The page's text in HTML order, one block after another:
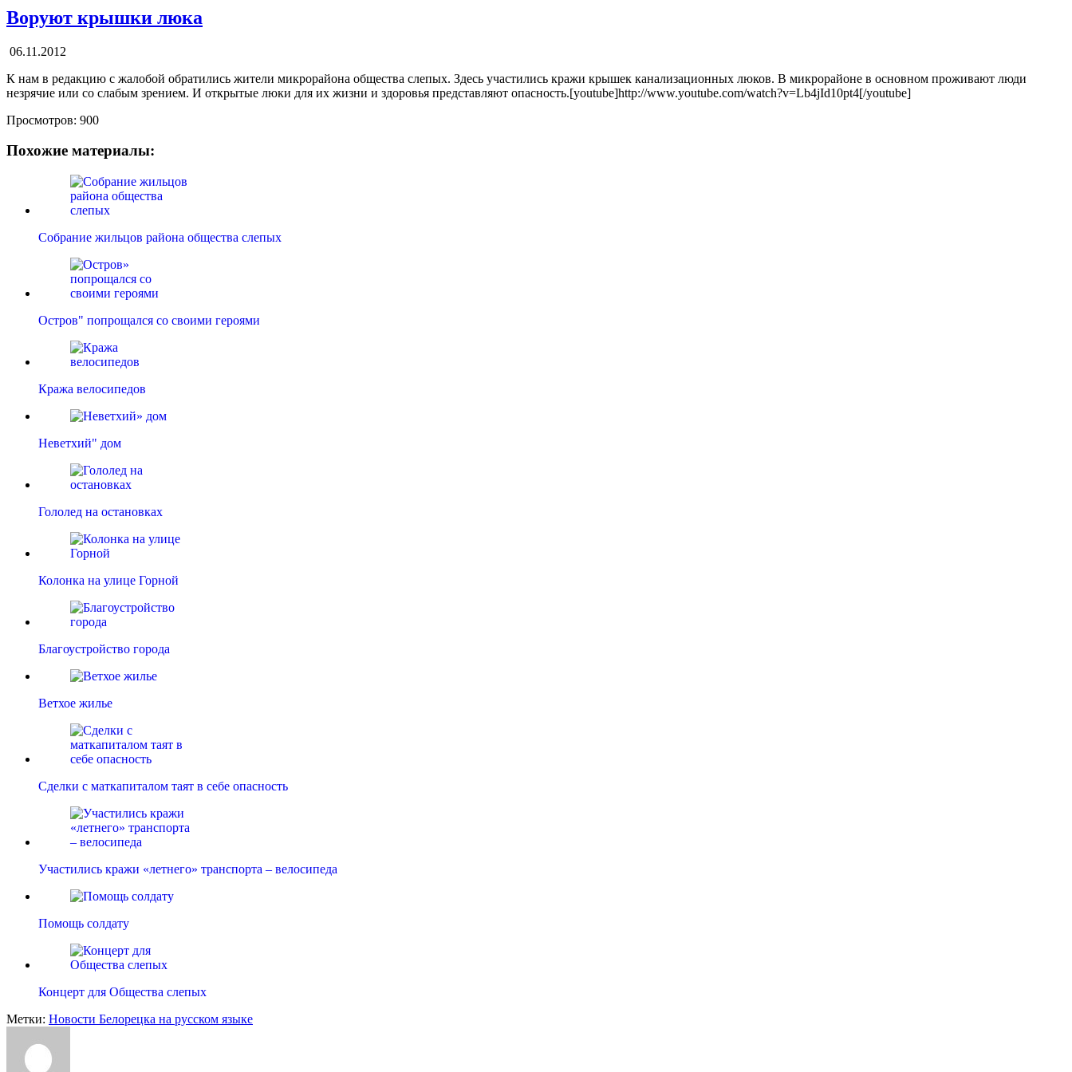
Воруют крышки люка
06.11.2012
К нам в редакцию с жалобой обратились жители микрорайона общества слепых. Здесь участились кражи крышек канализационных люков. В микрорайоне в основном проживают люди
незрячие или со слабым зрением. И открытые люки для их жизни и здоровья представляют опасность.[youtube]http://www.youtube.com/watch?v=Lb4jId10pt4[/youtube]
Просмотров: 900
Похожие материалы:
Собрание жильцов района общества слепых
Остров" попрощался со своими героями
Кража велосипедов
Неветхий" дом
Гололед на остановках
Колонка на улице Горной
Благоустройство города
Ветхое жилье
Сделки с маткапиталом таят в себе опасность
Участились кражи «летнего» транспорта – велосипеда
Помощь солдату
Концерт для Общества слепых
Метки: Новости Белорецка на русском языке